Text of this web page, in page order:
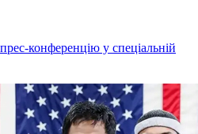
конференцію у спеціальній